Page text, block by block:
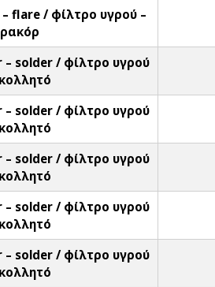
flare / φίλτρο υγρού –
ρακόρ
solder / φίλτρο υγρού
solder / φίλτρο υγρού
solder / φίλτρο υγρού
solder / φίλτρο υγρού
solder / φίλτρο υγρού